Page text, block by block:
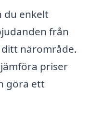
du enkelt
från
närområde.
priser
göra ett